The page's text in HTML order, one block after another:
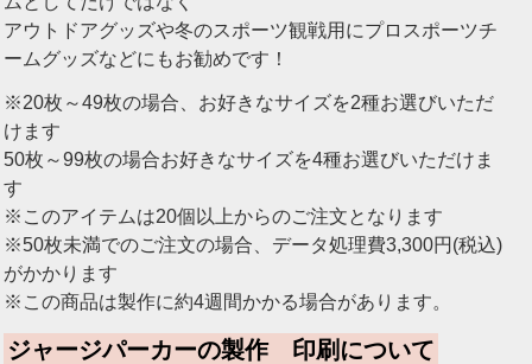
アウトドアグッズや冬のスポーツ観戦用にプロスポーツチ
ームグッズなどにもお勧めです！
※20枚～49枚の場合、お好きなサイズを2種お選びいただ
けます
50枚～99枚の場合お好きなサイズを4種お選びいただけま
す
※このアイテムは20個以上からのご注文となります
※50枚未満でのご注文の場合、データ処理費3,300円(税込)
がかかります
※この商品は製作に約4週間かかる場合があります。
ジャージパーカーの製作 印刷について